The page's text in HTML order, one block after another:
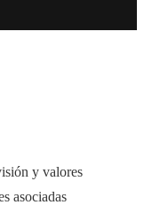
y valores
asociadas